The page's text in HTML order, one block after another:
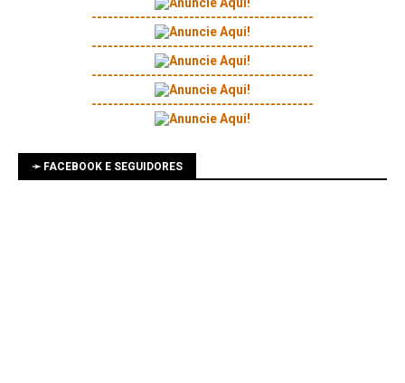
-----------------------------------------
-----------------------------------------
-----------------------------------------
-----------------------------------------
➛ FACEBOOK E SEGUIDORES